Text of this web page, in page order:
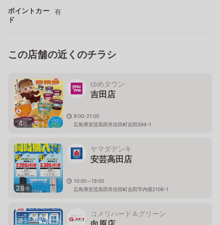
ポイントカー
ド
有
この店舗の近くのチラシ
4枚
ゆめタウン
吉田店
9:00-21:00
広島県安芸高田市吉田町吉田594-1
28枚
ヤマダデンキ
安芸高田店
10:00～19:00
広島県安芸高田市吉田町吉田字内堀2108-1
コメリハード＆グリーン